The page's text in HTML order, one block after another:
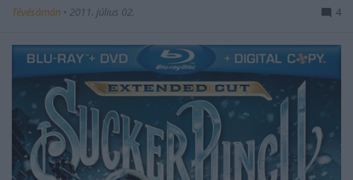
Tévésámán • 2011. július 02. 4